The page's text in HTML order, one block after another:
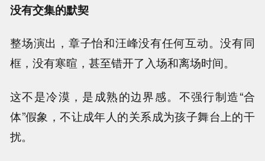
没有交集的默契
整场演出，章子怡和汪峰没有任何互动。没有同
框，没有寒暄，甚至错开了入场和离场时间。
这不是冷漠，是成熟的边界感。不强行制造“合
体”假象，不让成年人的关系成为孩子舞台上的干
扰。